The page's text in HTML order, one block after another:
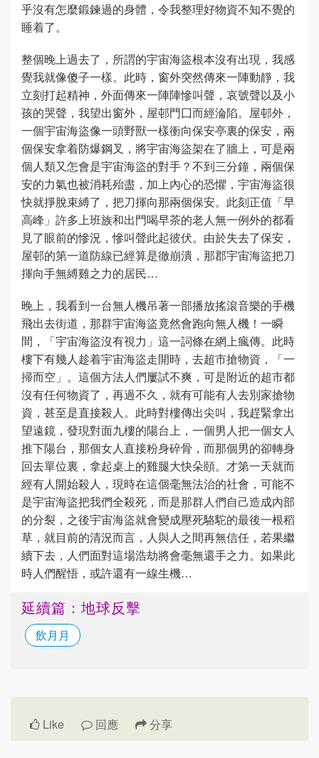
乎沒有怎麼鍛鍊過的身體，令我整理好物資不知不覺的
睡着了。
整個晚上過去了，所謂的宇宙海盜根本沒有出現，我感
覺我就像傻子一樣。此時，窗外突然傳來一陣動靜，我
立刻打起精神，外面傳來一陣陣慘叫聲，哀號聲以及小
孩的哭聲，我望出窗外，屋邨門囗而經淪陷。屋邨外，
一個宇宙海盜像一頭野獸一樣衝向保安亭裏的保安，兩
個保安拿着防爆鋼叉，將宇宙海盜架在了牆上，可是兩
個人類又怎會是宇宙海盜的對手？不到三分鐘，兩個保
安的力氣也被消耗殆盡，加上內心的恐懼，宇宙海盜很
快就掙脫束縛了，把刀揮向那兩個保安。此刻正值「早
高峰」許多上班族和出門喝早茶的老人無一例外的都看
見了眼前的慘況，慘叫聲此起彼伏。由於失去了保安，
屋邨的第一道防線已經算是徹崩潰，那郡宇宙海盜把刀
揮向手無縛雞之力的居民…
晚上，我看到一台無人機吊著一部播放搖滾音樂的手機
飛出去街道，那群宇宙海盜竟然會跑向無人機！一瞬
間，「宇宙海盜沒有視力」這一詞條在網上瘋傳。此時
樓下有幾人趁着宇宙海盜走開時，去超市搶物資，「一
掃而空」。這個方法人們屢試不爽，可是附近的超市都
沒有任何物資了，再過不久，就有可能有人去別家搶物
資，甚至是直接殺人。此時對樓傳出尖叫，我趕緊拿出
望遠鏡，發現對面九樓的陽台上，一個男人把一個女人
推下陽台，那個女人直接粉身碎骨，而那個男的卻轉身
回去單位裏，拿起桌上的雞腿大快朵頤。才第一天就而
經有人開始殺人，現時在這個毫無法治的社會，可能不
是宇宙海盜把我們全殺死，而是那群人們自己造成內部
的分裂，之後宇宙海盜就會變成壓死駱駝的最後一根稻
草，就目前的清況而言，人與人之間再無信任，若果繼
續下去，人們面對這場浩劫將會毫無還手之力。如果此
時人們醒悟，或許還有一線生機…
延續篇：地球反擊
飲月月
Like 回應 分享